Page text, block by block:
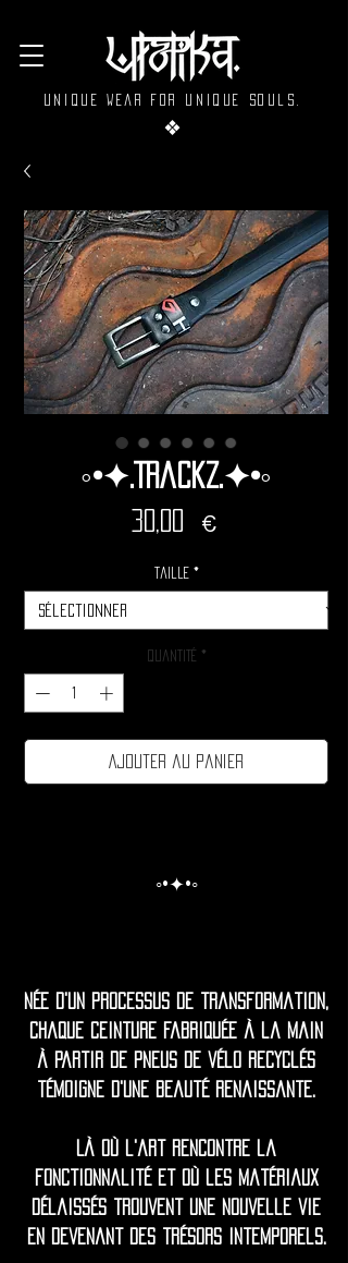
Unique wear for unique souls.
❖
◦•✦.Trackz.✦•◦
30,00 €Prix
Taille *
Quantité *
Ajouter au panier
◦•✦•◦
Née d'un processus de transformation,
chaque ceinture fabriquée à la main
à partir de pneus de vélo recyclés
témoigne d'une beauté renaissante.
Là où l'art rencontre la
fonctionnalité et où les matériaux
délaissés trouvent une nouvelle vie
en devenant des trésors intemporels.